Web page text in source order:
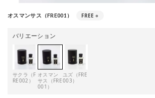
オスマンサス（FRE001） FREE ○
バリエーション
サクラ（F
RE002）
オスマン
サス（FRE
001）
ユズ（FRE
003）